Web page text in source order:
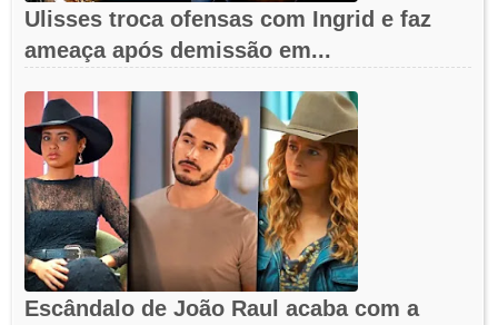
Ulisses troca ofensas com Ingrid e faz
ameaça após demissão em...
Escândalo de João Raul acaba com a